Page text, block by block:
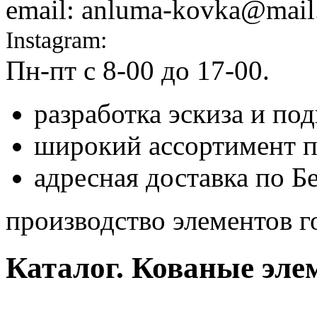
email: anluma-
Instagram:
Пн-пт c 8-00 до 17-00.
разработка эскиза и
широкий ассортимент
адресная доставка по
производство элементов
Каталог. Кованые